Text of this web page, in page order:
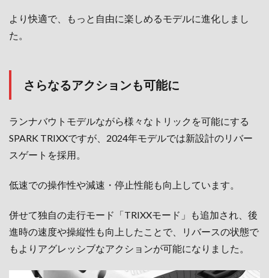
より快適で、もっと自由に楽しめるモデルに進化しまし
た。
さらなるアクションも可能に
ランナバウトモデルながら様々なトリックを可能にする
SPARK TRIXXですが、2024年モデルでは新設計のリバー
スゲートを採用。
低速での操作性や減速・停止性能も向上しています。
併せて独自の走行モード「TRIXXモード」も追加され、後
進時の速度や操縦性も向上したことで、リバースの状態で
もよりアグレッシブなアクションが可能になりました。